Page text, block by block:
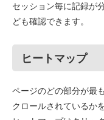
セッション毎に記録が
ども確認できます。
ヒートマップ
ページのどの部分が最
クロールされているか